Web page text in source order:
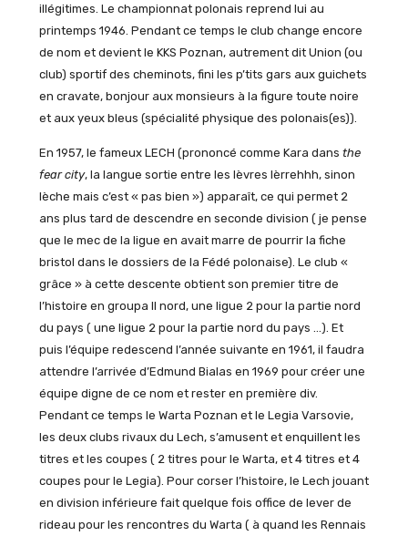
illégitimes. Le championnat polonais reprend lui au
printemps 1946. Pendant ce temps le club change encore
de nom et devient le KKS Poznan, autrement dit Union (ou
club) sportif des cheminots, fini les p’tits gars aux guichets
en cravate, bonjour aux monsieurs à la figure toute noire
et aux yeux bleus (spécialité physique des polonais(es)).
En 1957, le fameux LECH (prononcé comme Kara dans the
fear city, la langue sortie entre les lèvres lèrrehhh, sinon
lèche mais c’est « pas bien ») apparaît, ce qui permet 2
ans plus tard de descendre en seconde division ( je pense
que le mec de la ligue en avait marre de pourrir la fiche
bristol dans le dossiers de la Fédé polonaise). Le club «
grâce » à cette descente obtient son premier titre de
l’histoire en groupa II nord, une ligue 2 pour la partie nord
du pays ( une ligue 2 pour la partie nord du pays …). Et
puis l’équipe redescend l’année suivante en 1961, il faudra
attendre l’arrivée d’Edmund Bialas en 1969 pour créer une
équipe digne de ce nom et rester en première div.
Pendant ce temps le Warta Poznan et le Legia Varsovie,
les deux clubs rivaux du Lech, s’amusent et enquillent les
titres et les coupes ( 2 titres pour le Warta, et 4 titres et 4
coupes pour le Legia). Pour corser l’histoire, le Lech jouant
en division inférieure fait quelque fois office de lever de
rideau pour les rencontres du Warta ( à quand les Rennais